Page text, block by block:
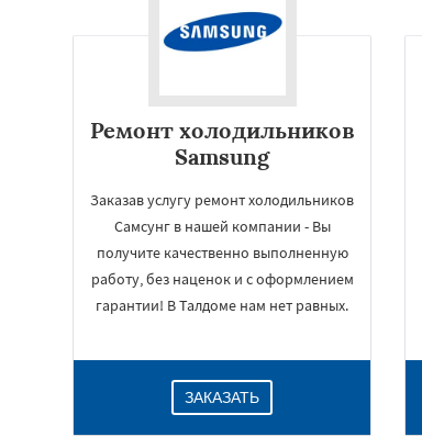
Ремонт холодильников
Samsung
Заказав услугу ремонт холодильников
Самсунг в нашей компании - Вы
получите качественно выполненную
работу, без наценок и с оформлением
гарантии! В Талдоме нам нет равных.
ЗАКАЗАТЬ